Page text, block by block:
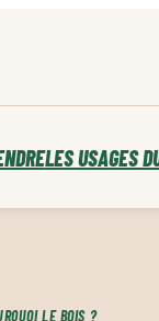
LES USAGES
LE BOIS ?